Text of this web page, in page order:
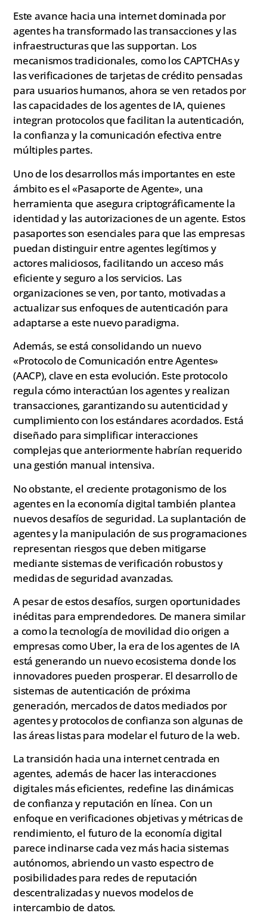
Este avance hacia una internet dominada por
agentes ha transformado las transacciones y las
infraestructuras que las supportan. Los
mecanismos tradicionales, como los CAPTCHAs y
las verificaciones de tarjetas de crédito pensadas
para usuarios humanos, ahora se ven retados por
las capacidades de los agentes de IA, quienes
integran protocolos que facilitan la autenticación,
la confianza y la comunicación efectiva entre
múltiples partes.
Uno de los desarrollos más importantes en este
ámbito es el «Pasaporte de Agente», una
herramienta que asegura criptográficamente la
identidad y las autorizaciones de un agente. Estos
pasaportes son esenciales para que las empresas
puedan distinguir entre agentes legítimos y
actores maliciosos, facilitando un acceso más
eficiente y seguro a los servicios. Las
organizaciones se ven, por tanto, motivadas a
actualizar sus enfoques de autenticación para
adaptarse a este nuevo paradigma.
Además, se está consolidando un nuevo
«Protocolo de Comunicación entre Agentes»
(AACP), clave en esta evolución. Este protocolo
regula cómo interactúan los agentes y realizan
transacciones, garantizando su autenticidad y
cumplimiento con los estándares acordados. Está
diseñado para simplificar interacciones
complejas que anteriormente habrían requerido
una gestión manual intensiva.
No obstante, el creciente protagonismo de los
agentes en la economía digital también plantea
nuevos desafíos de seguridad. La suplantación de
agentes y la manipulación de sus programaciones
representan riesgos que deben mitigarse
mediante sistemas de verificación robustos y
medidas de seguridad avanzadas.
A pesar de estos desafíos, surgen oportunidades
inéditas para emprendedores. De manera similar
a como la tecnología de movilidad dio origen a
empresas como Uber, la era de los agentes de IA
está generando un nuevo ecosistema donde los
innovadores pueden prosperar. El desarrollo de
sistemas de autenticación de próxima
generación, mercados de datos mediados por
agentes y protocolos de confianza son algunas de
las áreas listas para modelar el futuro de la web.
La transición hacia una internet centrada en
agentes, además de hacer las interacciones
digitales más eficientes, redefine las dinámicas
de confianza y reputación en línea. Con un
enfoque en verificaciones objetivas y métricas de
rendimiento, el futuro de la economía digital
parece inclinarse cada vez más hacia sistemas
autónomos, abriendo un vasto espectro de
posibilidades para redes de reputación
descentralizadas y nuevos modelos de
intercambio de datos.